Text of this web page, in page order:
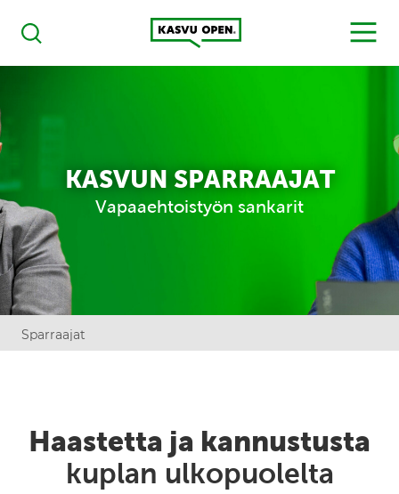
Haku
Kasvu Open
MENU
KASVUN SPARRAAJAT
Vapaaehtoistyön sankarit
Sparraajat
Haastetta ja kannustusta
kuplan ulkopuolelta